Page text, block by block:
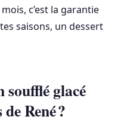
c’est la garantie
saisons, un dessert
glacé
René ?